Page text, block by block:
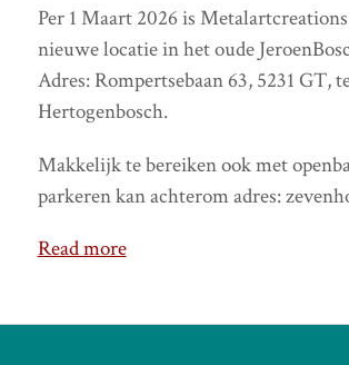
Per 1 Maart 2026 is
nieuwe locatie in het oude
Adres: Rompertsebaan 63, 5231 GT,
Hertogenbosch.
Makkelijk te bereiken ook met
parkeren kan achterom adres:
Read more